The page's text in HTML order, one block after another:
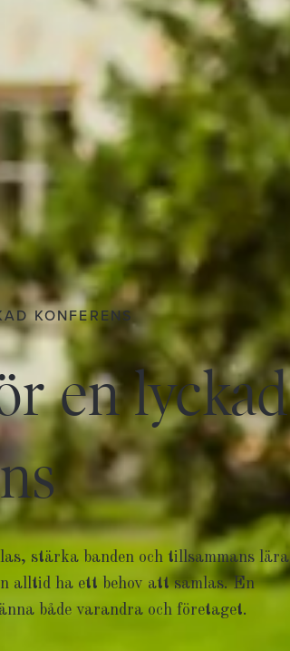
KONFERENS
en lyckad
stärka banden och tillsammans lära
alltid ha ett behov att samlas. En
både varandra och företaget.